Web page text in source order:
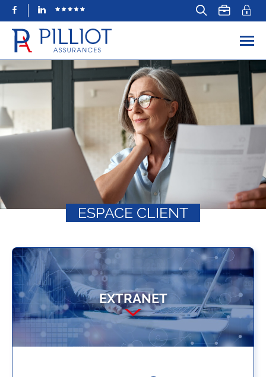
FacebookLinkedIn
ESPACE CLIENT
EXTRANET